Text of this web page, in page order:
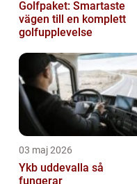
Golfpaket: Smartaste
vägen till en komplett
golfupplevelse
03 maj 2026
Ykb uddevalla så
fungerar